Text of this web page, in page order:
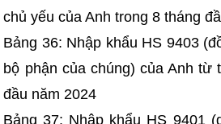
chủ yếu của Anh trong 8 tháng
Bảng 36: Nhập khẩu HS 9403
bộ phận của chúng) của Anh từ
đầu năm 2024
Bảng 37: Nhập khẩu HS 9401